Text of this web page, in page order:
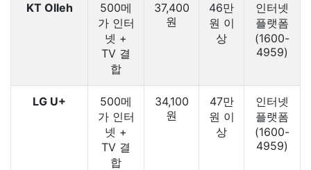
KT Olleh
500메
가 인터
넷 +
TV 결
합
37,400
원
46만
원 이
상
인터넷
플랫폼
(1600-
4959)
LG U+
500메
가 인터
넷 +
TV 결
합
34,100
원
47만
원 이
상
인터넷
플랫폼
(1600-
4959)